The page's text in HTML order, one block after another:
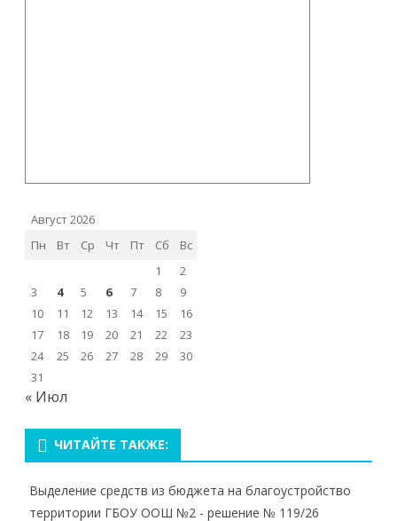
Август 2026
Пн
Вт Ср Чт Пт Сб
Вс
1
2
3
4 5 6 7 8
9
10
11 12 13 14 15
16
17
18 19 20 21 22
23
24
25 26 27 28 29
30
31
« Июл
ЧИТАЙТЕ ТАКЖЕ:
Выделение средств из бюджета на благоустройство
территории ГБОУ ООШ №2 - решение № 119/26